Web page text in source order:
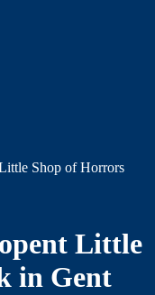
Shop of Horrors
Little
in Gent